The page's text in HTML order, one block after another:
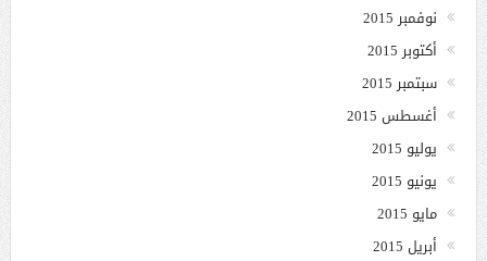
نوفمبر 2015
أكتوبر 2015
سبتمبر 2015
أغسطس 2015
يوليو 2015
يونيو 2015
مايو 2015
أبريل 2015